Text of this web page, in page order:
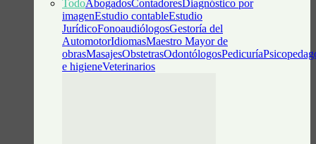
TodoAbogadosContadoresDiagnóstico por
imagenEstudio contableEstudio
JurídicoFonoaudiólogosGestoría del
AutomotorIdiomasMaestro Mayor de
obrasMasajesObstetrasOdontólogosPedicuría
e higieneVeterinarios